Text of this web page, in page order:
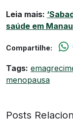
Leia mais:
saúde em
Compartilhe:
Tags:
menopausa
Posts